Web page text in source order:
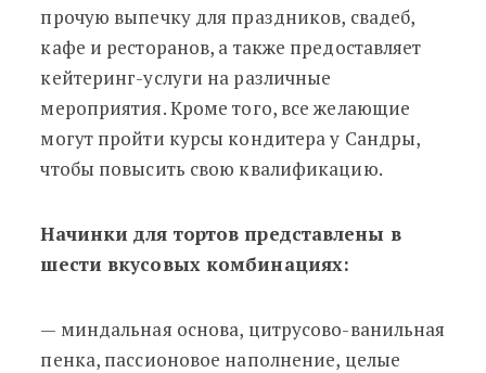
прочую выпечку для праздников, свадеб,
кафе и ресторанов, а также предоставляет
кейтеринг-услуги на различные
мероприятия. Кроме того, все желающие
могут пройти курсы кондитера у Сандры,
чтобы повысить свою квалификацию.
Начинки для тортов представлены в
шести вкусовых комбинациях:
— миндальная основа, цитрусово-ванильная
пенка, пассионовое наполнение, целые